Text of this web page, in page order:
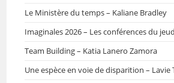
Le Ministère du temps – Kaliane Bradley
Imaginales 2026 – Les conférences du
Team Building – Katia Lanero Zamora
Une espèce en voie de disparition – Lavie